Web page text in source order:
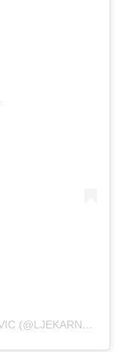
OBJAVU DIJELI LJEKARNE RADOVANOVIC (@LJEKARNE_RADOVANOVIC)